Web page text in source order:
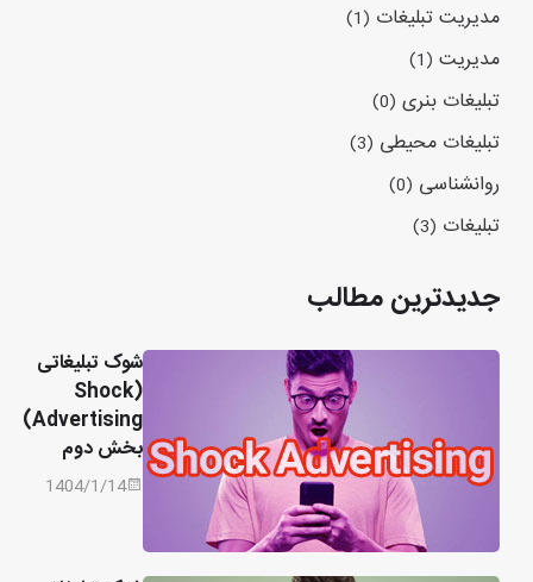
مدیریت تبلیغات (1)
مدیریت (1)
تبلیغات بنری (0)
تبلیغات محیطی (3)
روانشناسی (0)
تبلیغات (3)
جدیدترین مطالب
شوک تبلیغاتی
(Shock
Advertising)
بخش دوم
1404/1/14